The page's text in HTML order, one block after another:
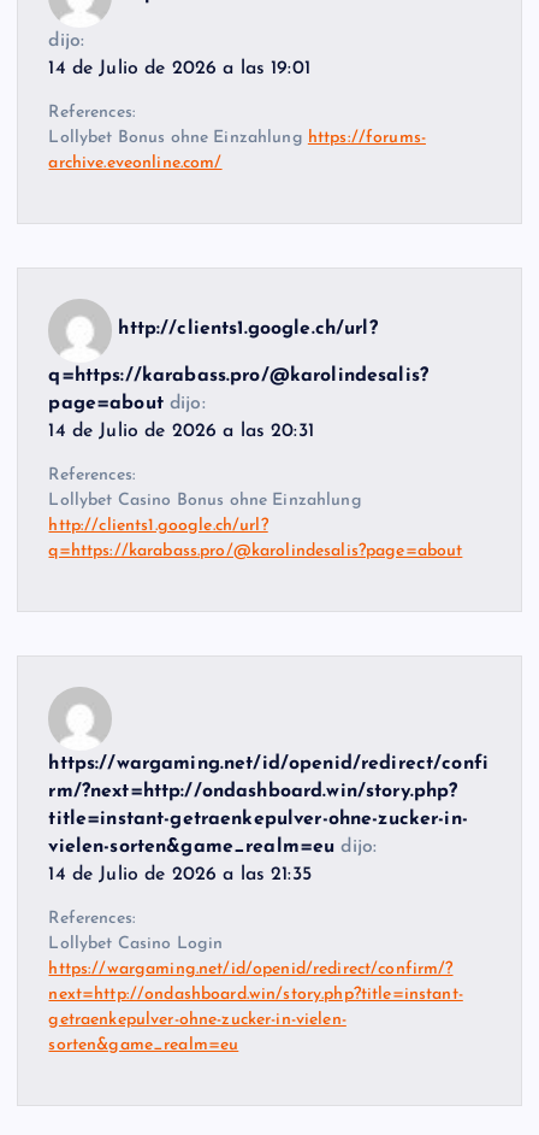
dijo:
14 de Julio de 2026 a las 19:01
References:
Lollybet Bonus ohne Einzahlung https://forums-
archive.eveonline.com/
http://clients1.google.ch/url?
q=https://karabass.pro/@karolindesalis?
page=about dijo:
14 de Julio de 2026 a las 20:31
References:
Lollybet Casino Bonus ohne Einzahlung
http://clients1.google.ch/url?
q=https://karabass.pro/@karolindesalis?page=about
https://wargaming.net/id/openid/redirect/confi
rm/?next=http://ondashboard.win/story.php?
title=instant-getraenkepulver-ohne-zucker-in-
vielen-sorten&game_realm=eu dijo:
14 de Julio de 2026 a las 21:35
References:
Lollybet Casino Login
https://wargaming.net/id/openid/redirect/confirm/?
next=http://ondashboard.win/story.php?title=instant-
getraenkepulver-ohne-zucker-in-vielen-
sorten&game_realm=eu